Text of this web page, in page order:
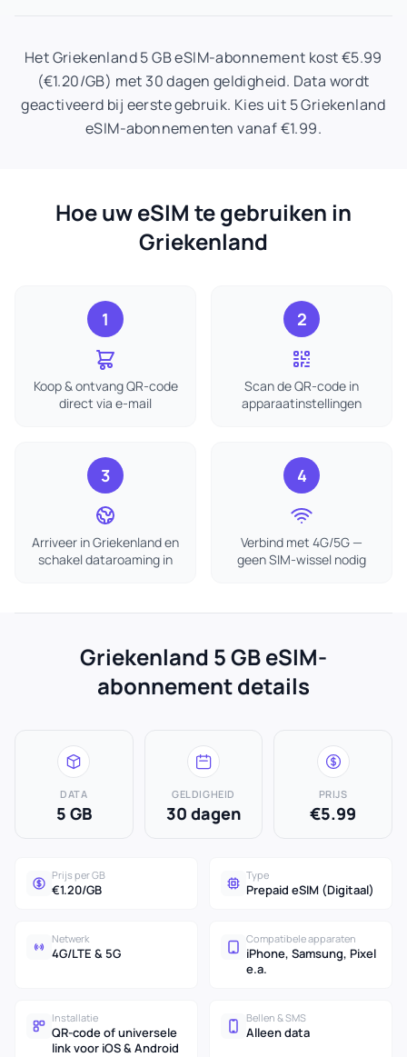
Het Griekenland 5 GB eSIM-abonnement kost €5.99
(€1.20/GB) met 30 dagen geldigheid. Data wordt
geactiveerd bij eerste gebruik. Kies uit 5 Griekenland
eSIM-abonnementen vanaf €1.99.
Hoe uw eSIM te gebruiken in
Griekenland
1
Koop & ontvang QR-code
direct via e-mail
2
Scan de QR-code in
apparaatinstellingen
3
Arriveer in Griekenland en
schakel dataroaming in
4
Verbind met 4G/5G —
geen SIM-wissel nodig
Griekenland 5 GB eSIM-
abonnement details
DATA
5 GB
GELDIGHEID
30 dagen
PRIJS
€5.99
Prijs per GB
€1.20/GB
Type
Prepaid eSIM (Digitaal)
Netwerk
4G/LTE & 5G
Compatibele apparaten
iPhone, Samsung, Pixel
e.a.
Installatie
QR-code of universele
link voor iOS & Android
Bellen & SMS
Alleen data